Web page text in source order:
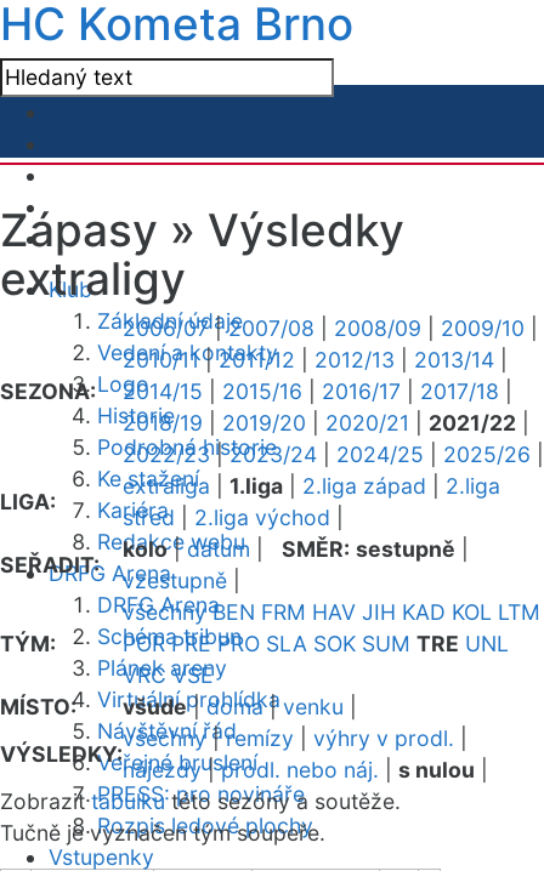
HC Kometa Brno
Klub
Základní údaje
Vedení a kontakty
Logo
Historie
Podrobná historie
Ke stažení
Kariéra
Redakce webu
DRFG Arena
DRFG Arena
Schéma tribun
Plánek areny
Virtuální prohlídka
Návštěvní řád
Veřejné bruslení
PRESS: pro novináře
Rozpis ledové plochy
Vstupenky
Zápasy » Výsledky
extraligy
SEZONA:
2006/07|2007/08 2008/09 2009/10
2010/11|2011/12 2012/13 2013/14
2014/15
2015/16 2016/17 2017/18
2018/19
2019/20 2020/21 2021/22
2022/23|2023/24 2024/25 2025/26
LIGA:
extraliga 1.liga 2.liga západ
2.liga
střed
2.liga východ
SEŘADIT:
kolo|datum SMĚR: sestupně
vzestupně
TÝM:
všechny BEN FRM HAV JIH KAD KOL LTM
POR PRE PRO SLA SOK SUM TRE UNL
VRC VSE
MÍSTO:
všude|doma|venku
VÝSLEDKY:
všechny|remízy výhry v prodl.
nájezdy|prodl. nebo náj. s nulou
Zobrazittabulkutéto sezóny a soutěže.
Tučně je vyznačen tým soupeře.